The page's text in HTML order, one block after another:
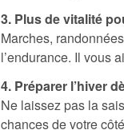
3. Plus de vitalité
Marches,
l’endurance. Il vous
4. Préparer l’hiver
Ne laissez pas la
chances de votre